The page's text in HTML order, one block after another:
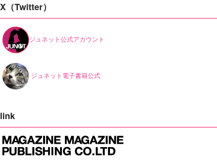
X（Twitter）
ジュネット公式アカウント
ジュネット電子書籍公式
link